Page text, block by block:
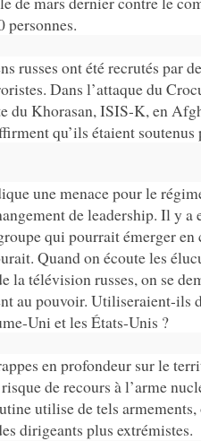
personnes.
russes ont été recrutés par
Dans l’attaque du
du Khorasan, ISIS-K, en
qu’ils étaient
une menace pour le
de leadership. Il y a
qui pourrait émerger en
Quand on écoute les
la télévision russes, on se
au pouvoir. Utiliseraient-ils
Uni et les États-Unis ?
en profondeur sur le
de recours à l’arme
utilise de tels
dirigeants plus extrémistes.